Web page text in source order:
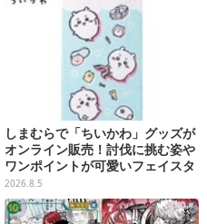
しまむらで「ちいかわ」グッズが
オンライン販売！討伐に挑む姿や
ワンポイントが可愛いフェイスタ
オル、バスマットなど全14種
2026.8.5